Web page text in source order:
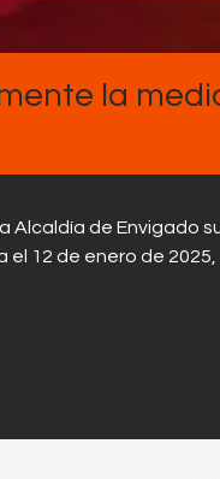
la
Alcaldía de Envigado
el 12 de enero de